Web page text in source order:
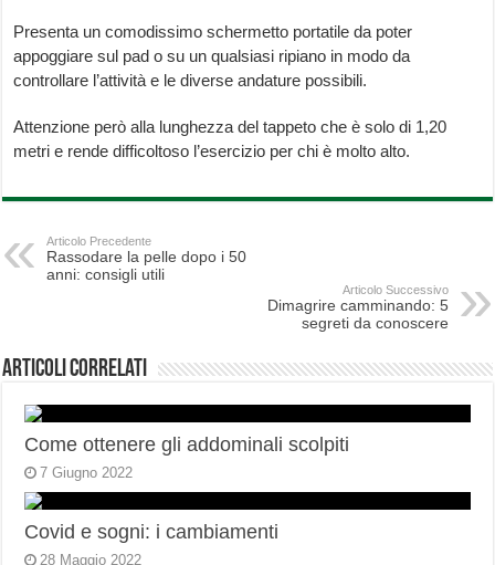
Presenta un comodissimo schermetto portatile da poter
appoggiare sul pad o su un qualsiasi ripiano in modo da
controllare l’attività e le diverse andature possibili.
Attenzione però alla lunghezza del tappeto che è solo di 1,20
metri e rende difficoltoso l’esercizio per chi è molto alto.
Articolo Precedente
Rassodare la pelle dopo i 50
anni: consigli utili
Articolo Successivo
Dimagrire camminando: 5
segreti da conoscere
Articoli correlati
Come ottenere gli addominali scolpiti
7 Giugno 2022
Covid e sogni: i cambiamenti
28 Maggio 2022